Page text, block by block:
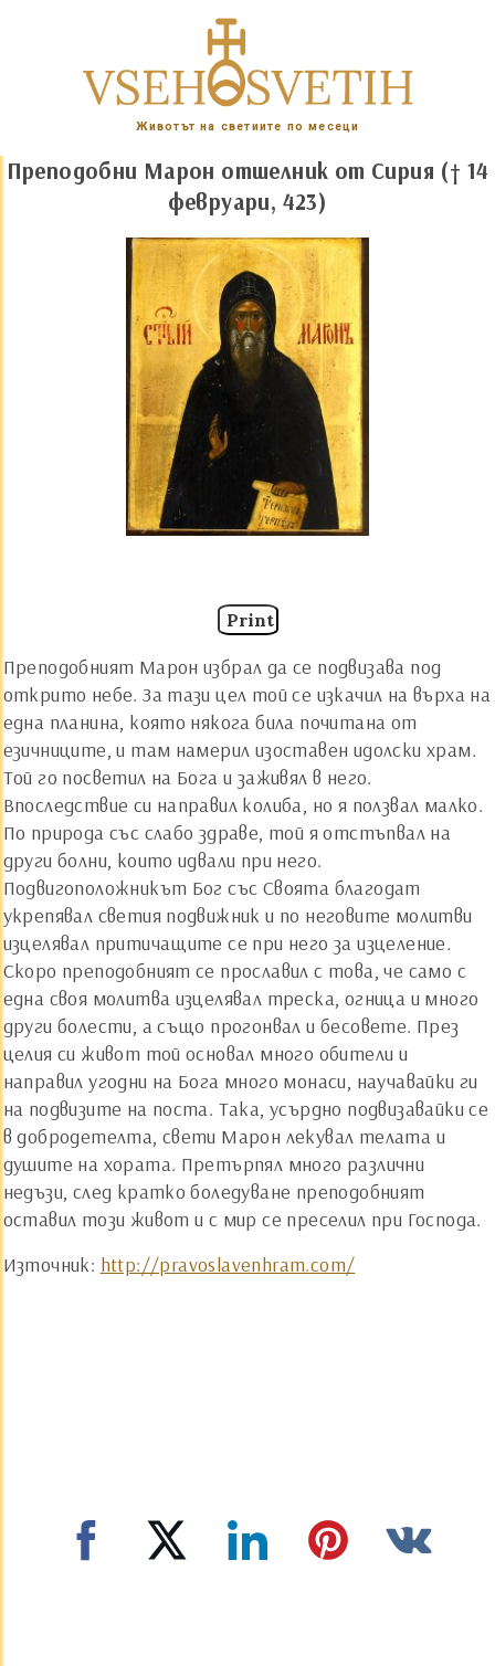
Животът на светиите по месеци
Преподобни Марон отшелник от Сирия († 14
февруари, 423)
Print
Преподобният Марон избрал да се подвизава под
открито небе. За тази цел той се изкачил на върха на
една планина, която някога била почитана от
езичниците, и там намерил изоставен идолски храм.
Той го посветил на Бога и заживял в него.
Впоследствие си направил колиба, но я ползвал малко.
По природа със слабо здраве, той я отстъпвал на
други болни, които идвали при него.
Подвигоположникът Бог със Своята благодат
укрепявал светия подвижник и по неговите молитви
изцелявал притичащите се при него за изцеление.
Скоро преподобният се прославил с това, че само с
една своя молитва изцелявал треска, огница и много
други болести, а също прогонвал и бесовете. През
целия си живот той основал много обители и
направил угодни на Бога много монаси, научавайки ги
на подвизите на поста. Така, усърдно подвизавайки се
в добродетелта, свети Марон лекувал телата и
душите на хората. Претърпял много различни
недъзи, след кратко боледуване преподобният
оставил този живот и с мир се преселил при Господа.
Източник: http://pravoslavenhram.com/